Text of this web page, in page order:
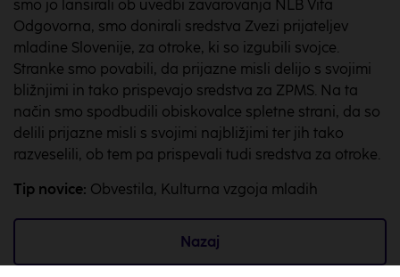
smo jo lansirali ob uvedbi zavarovanja NLB Vita
Odgovorna, smo donirali sredstva Zvezi prijateljev
mladine Slovenije, za otroke, ki so izgubili svojce.
Stranke smo povabili, da prijazne misli delijo s svojimi
bližnjimi in tako prispevajo sredstva za ZPMS. Na ta
način smo spodbudili obiskovalce spletne strani, da so
delili prijazne misli s svojimi najbližjimi ter jih tako
razveselili, ob tem pa prispevali tudi sredstva za otroke.
Tip novice: Obvestila, Kulturna vzgoja mladih
Nazaj